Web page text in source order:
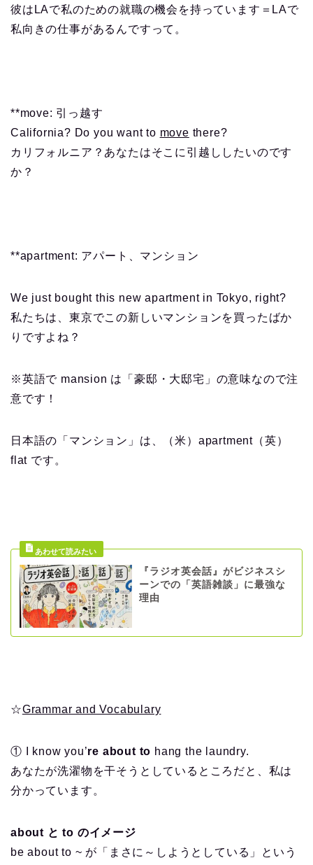
彼はLAで私のための就職の機会を持っています＝LAで
私向きの仕事があるんですって。
**move: 引っ越す
California? Do you want to move there?
カリフォルニア？あなたはそこに引越ししたいのです
か？
**apartment: アパート、マンション
We just bought this new apartment in Tokyo, right?
私たちは、東京でこの新しいマンションを買ったばか
りですよね？
※英語で mansion は「豪邸・大邸宅」の意味なので注
意です！
日本語の「マンション」は、（米）apartment（英）
flat です。
『ラジオ英会話』がビジネスシ
ーンでの「英語雑談」に最強な
理由
☆Grammar and Vocabulary
① I know you’re about to hang the laundry.
あなたが洗濯物を干そうとしているところだと、私は
分かっています。
about と to のイメージ
be about to ~ が「まさに～しようとしている」という